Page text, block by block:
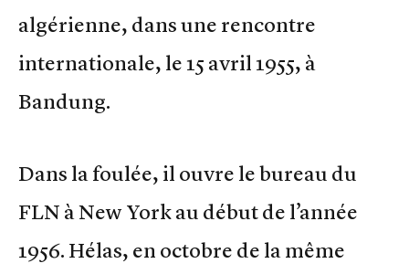
algérienne, dans une rencontre
internationale, le 15 avril 1955, à
Bandung.
Dans la foulée, il ouvre le bureau du
FLN à New York au début de l’année
1956. Hélas, en octobre de la même